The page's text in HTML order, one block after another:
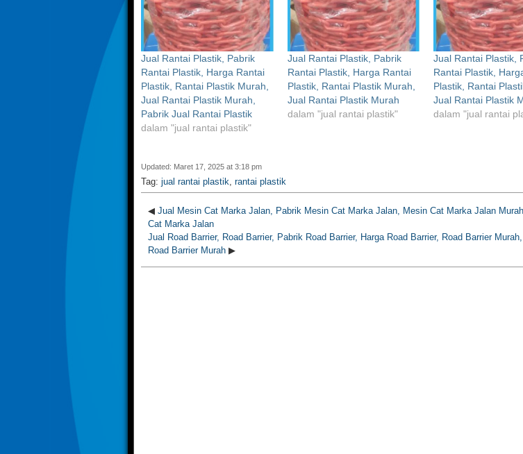
Jual Rantai Plastik, Pabrik
Rantai Plastik, Harga Rantai
Plastik, Rantai Plastik Murah,
Jual Rantai Plastik Murah,
Pabrik Jual Rantai Plastik
dalam "jual rantai plastik"
Jual Rantai Plastik, Pabrik
Rantai Plastik, Harga Rantai
Plastik, Rantai Plastik Murah,
Jual Rantai Plastik Murah
dalam "jual rantai plastik"
Jual Rantai Plastik,
Rantai Plastik,
Plastik, Rantai
Jual Rantai Plastik
dalam "jual rantai
Updated: Maret 17, 2025 at 3:18 pm
Tag: jual rantai plastik rantai plastik
◀ Jual Mesin Cat Marka Jalan, Pabrik Mesin Cat Marka Jalan, Mesin Cat Marka Jalan
Cat Marka Jalan
Jual Road Barrier, Road Barrier, Pabrik Road Barrier, Harga Road Barrier, Road Barrier Murah,
Road Barrier Murah ▶